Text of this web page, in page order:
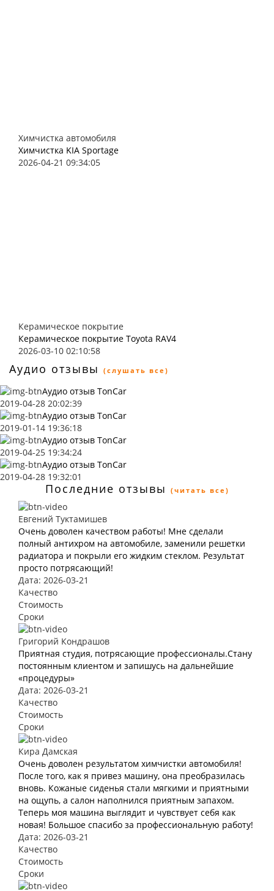
Химчистка автомобиля
Химчистка KIA Sportage
2026-04-21 09:34:05
Керамическое покрытие
Керамическое покрытие Toyota RAV4
2026-03-10 02:10:58
Аудио отзывы (слушать все)
Аудио отзыв TonCar
2019-04-28 20:02:39
Аудио отзыв TonCar
2019-01-14 19:36:18
Аудио отзыв TonCar
2019-04-25 19:34:24
Аудио отзыв TonCar
2019-04-28 19:32:01
Последние отзывы (читать все)
Евгений Туктамишев
Очень доволен качеством работы! Мне сделали
полный антихром на автомобиле, заменили решетки
радиатора и покрыли его жидким стеклом. Результат
просто потрясающий!
Дата: 2026-03-21
Качество
Стоимость
Сроки
Григорий Кондрашов
Приятная студия, потрясающие профессионалы.Стану
постоянным клиентом и запишусь на дальнейшие
«процедуры»
Дата: 2026-03-21
Качество
Стоимость
Сроки
Кира Дамская
Очень доволен результатом химчистки автомобиля!
После того, как я привез машину, она преобразилась
вновь. Кожаные сиденья стали мягкими и приятными
на ощупь, а салон наполнился приятным запахом.
Теперь моя машина выглядит и чувствует себя как
новая! Большое спасибо за профессиональную работу!
Дата: 2026-03-21
Качество
Стоимость
Сроки